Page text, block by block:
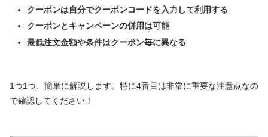
クーポンは自分でクーポンコードを入力して利用する
クーポンとキャンペーンの併用は可能
最低注文金額や条件はクーポン毎に異なる
1つ1つ、簡単に解説します。特に4番目は非常に重要な注意点なの
で確認してください！